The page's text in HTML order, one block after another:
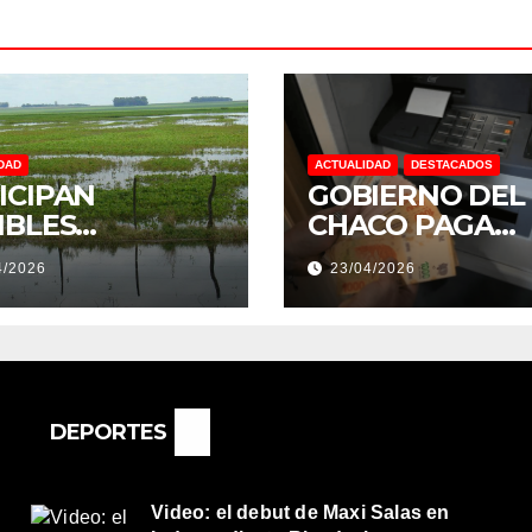
Y
2026
ACTUALIDAD DESTACADOS
GOBIERNO DEL
CHACO PAGA
SUELDOS EL 29
DE ABRIL, CON
2% DE
23/04/2026
DEPORTES
Video: el debut de Maxi Salas en